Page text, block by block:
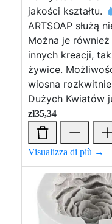
jakości kształtu.
ARTSOAP służą
Można je
innych kreacji,
żywice.
wiosna
Dużych Kwiatów
zł35,34
Visualizza di più →